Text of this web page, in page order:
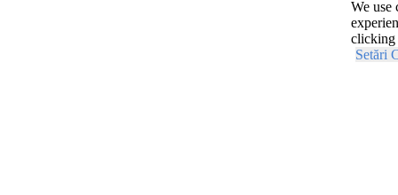
We use
clicking
Setări